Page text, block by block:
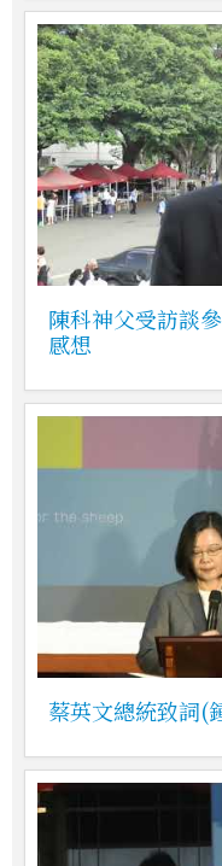
陳科神父受訪談
感想
蔡英文總統致詞(